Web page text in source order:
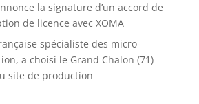
la signature d’un accord de
de licence avec XOMA
spécialiste des micro-
a choisi le Grand Chalon (71)
site de production